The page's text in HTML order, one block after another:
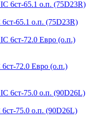
65.1 о.п. (75D23R)
72.0 Евро (о.п.)
75.0 о.п. (90D26L)